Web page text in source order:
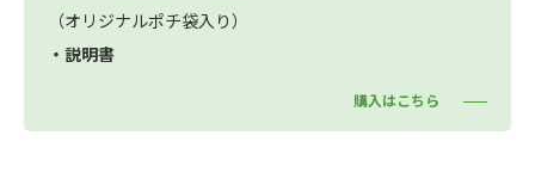
（オリジナルポチ袋入り）
・説明書
購入はこちら